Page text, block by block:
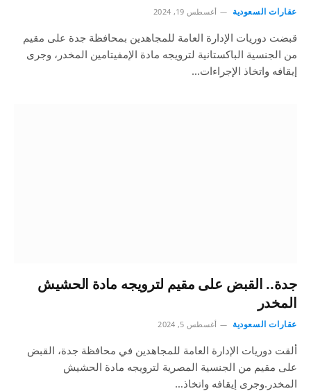
عقارات السعودية أغسطس 19, 2024
قبضت دوريات الإدارة العامة للمجاهدين بمحافظة جدة على مقيم
من الجنسية الباكستانية لترويجه مادة الإمفيتامين المخدر، وجرى
إيقافه واتخاذ الإجراءات…
جدة.. القبض على مقيم لترويجه مادة الحشيش
المخدر
عقارات السعودية أغسطس 5, 2024
ألقت دوريات الإدارة العامة للمجاهدين في محافظة جدة، القبض
على مقيم من الجنسية المصرية لترويجه مادة الحشيش
المخدر.وجرى إيقافه واتخاذ…